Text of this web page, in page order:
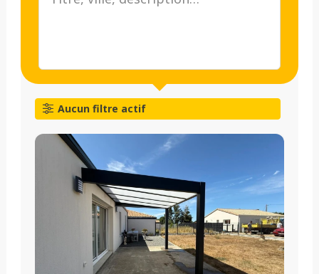
Aucun filtre actif